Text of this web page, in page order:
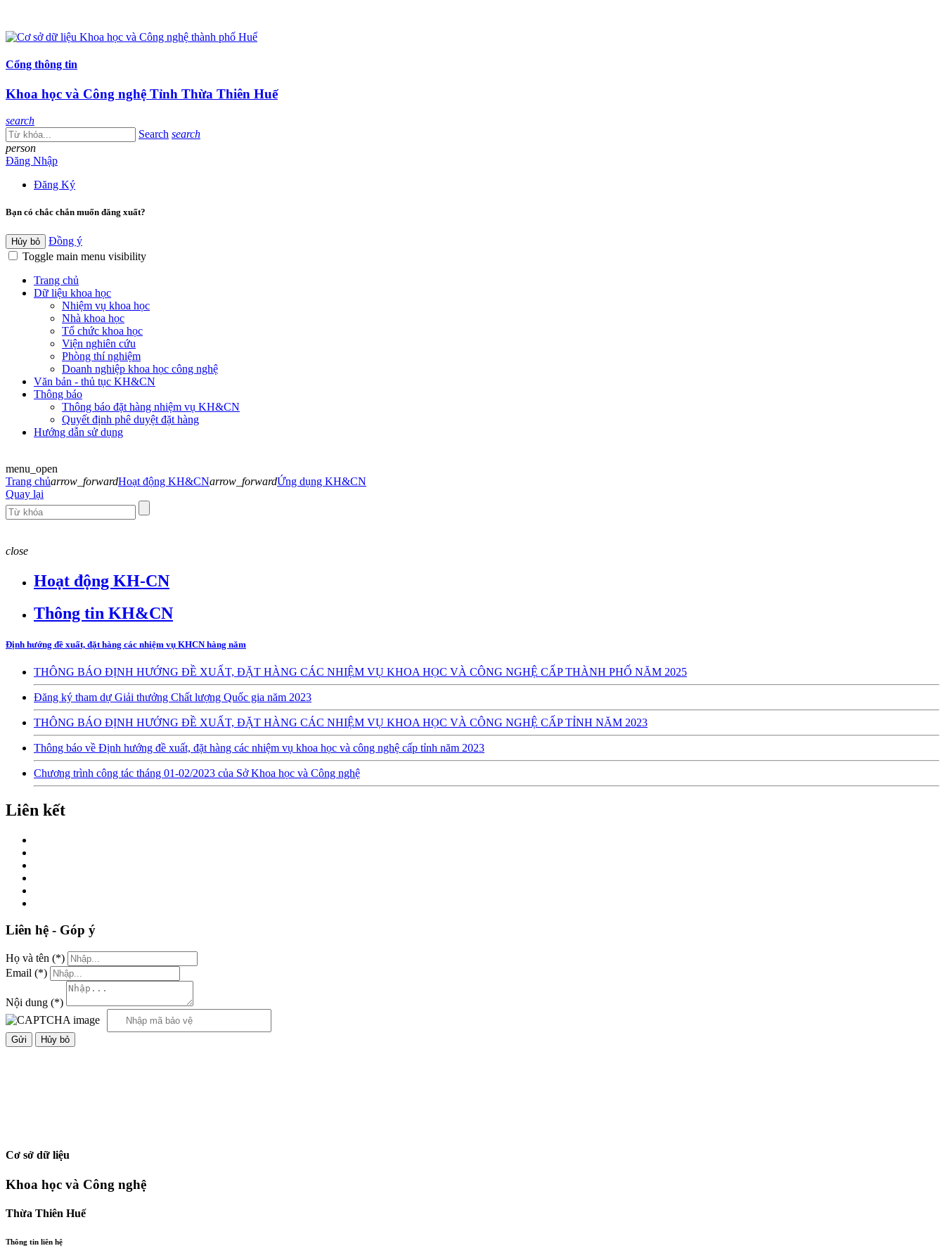
Cổng thông tin
Khoa học và Công nghệ Tỉnh Thừa Thiên Huế
search
Search search
person
Đăng Nhập
Đăng Ký
Bạn có chắc chắn muốn đăng xuất?
Hủy bỏ
Đồng ý
Toggle main menu visibility
Trang chủ
Dữ liệu khoa học
Nhiệm vụ khoa học
Nhà khoa học
Tổ chức khoa học
Viện nghiên cứu
Phòng thí nghiệm
Doanh nghiệp khoa học công nghệ
Văn bản - thủ tục KH&CN
Thông báo
Thông báo đặt hàng nhiệm vụ KH&CN
Quyết định phê duyệt đặt hàng
Hướng dẫn sử dụng
menu_open
Trang chủarrow_forwardHoạt động KH&CNarrow_forwardỨng dụng KH&CN
Quay lại
close
Hoạt động KH-CN
Thông tin KH&CN
Định hướng đề xuất, đặt hàng các nhiệm vụ KHCN hàng năm
THÔNG BÁO ĐỊNH HƯỚNG ĐỀ XUẤT, ĐẶT HÀNG CÁC NHIỆM VỤ KHOA HỌC VÀ CÔNG NGHỆ CẤP THÀNH PHỐ NĂM 2025
Đăng ký tham dự Giải thưởng Chất lượng Quốc gia năm 2023
THÔNG BÁO ĐỊNH HƯỚNG ĐỀ XUẤT, ĐẶT HÀNG CÁC NHIỆM VỤ KHOA HỌC VÀ CÔNG NGHỆ CẤP TỈNH NĂM 2023
Thông báo về Định hướng đề xuất, đặt hàng các nhiệm vụ khoa học và công nghệ cấp tỉnh năm 2023
Chương trình công tác tháng 01-02/2023 của Sở Khoa học và Công nghệ
Liên kết
Liên hệ - Góp ý
Họ và tên (*)
Email (*)
Nội dung (*)
Hủy bỏ
Cơ sở dữ liệu
Khoa học và Công nghệ
Thừa Thiên Huế
Thông tin liên hệ